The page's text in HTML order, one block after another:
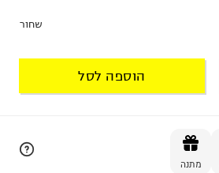
שחור
הוספה לסל
מתנה